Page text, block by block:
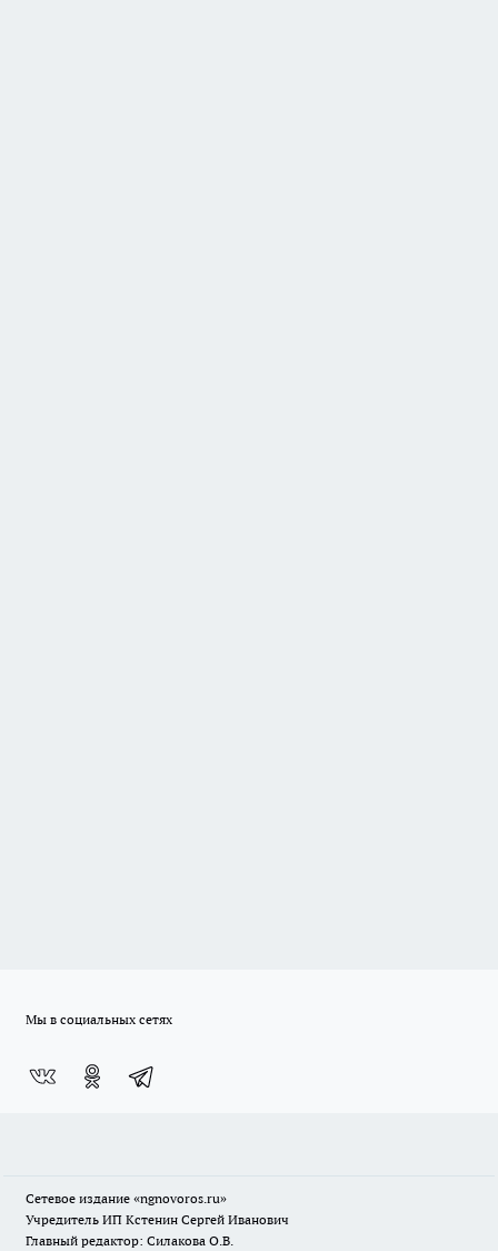
Мы в социальных сетях
Сетевое издание «ngnovoros.ru»
Учредитель ИП Кстенин Сергей Иванович
Главный редактор: Силакова О.В.